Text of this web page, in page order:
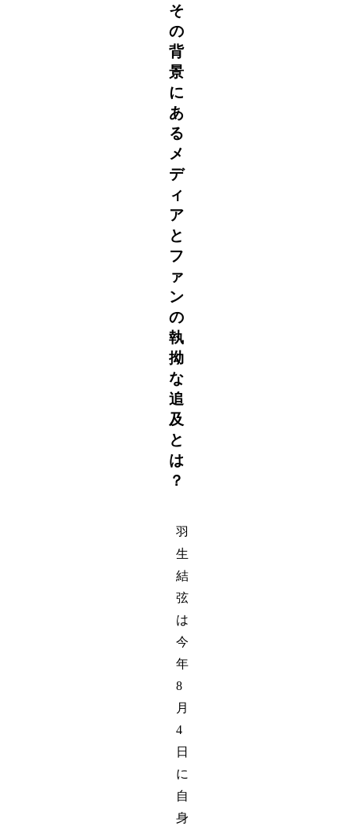
そ
の
背
景
に
あ
る
メ
デ
ィ
ア
と
フ
ァ
ン
の
執
拗
な
追
及
と
は
？
羽
生
結
弦
は
今
年
8
月
4
日
に
自
身